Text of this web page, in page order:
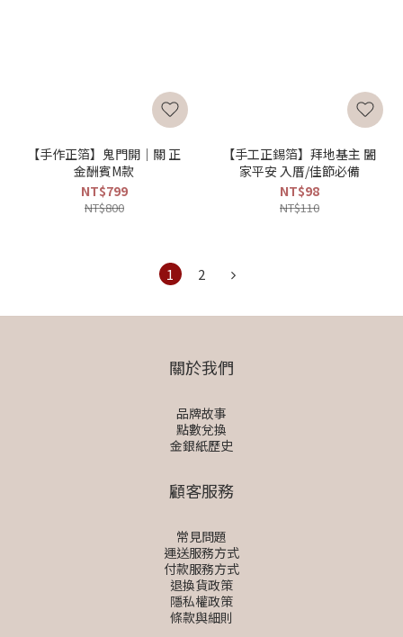
【手作正箔】鬼門開｜關 正
金酬賓M款
NT$799
NT$800
【手工正錫箔】拜地基主 闔
家平安 入厝/佳節必備
NT$98
NT$110
1 2
關於我們
品牌故事
點數兌換
金銀紙歷史
顧客服務
常見問題
運送服務方式
付款服務方式
退換貨政策
隱私權政策
條款與細則